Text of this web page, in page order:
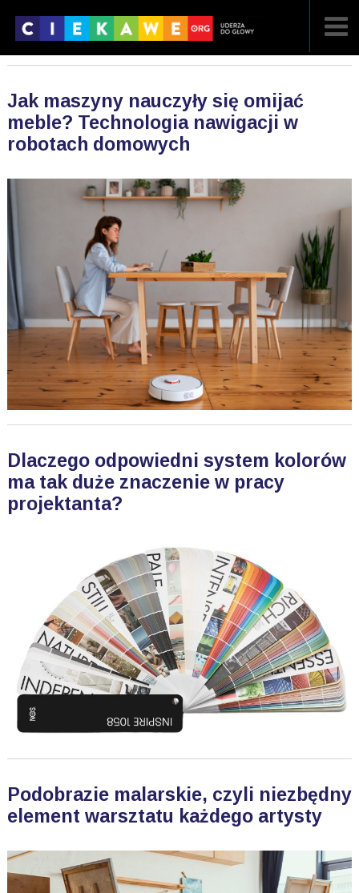
Jak maszyny nauczyły się omijać
meble? Technologia nawigacji w
robotach domowych
Dlaczego odpowiedni system kolorów
ma tak duże znaczenie w pracy
projektanta?
Podobrazie malarskie, czyli niezbędny
element warsztatu każdego artysty
POPULARNE
LOSOWE
A ARTYKUŁY
FILMY
G GALERIA
KONTAKT